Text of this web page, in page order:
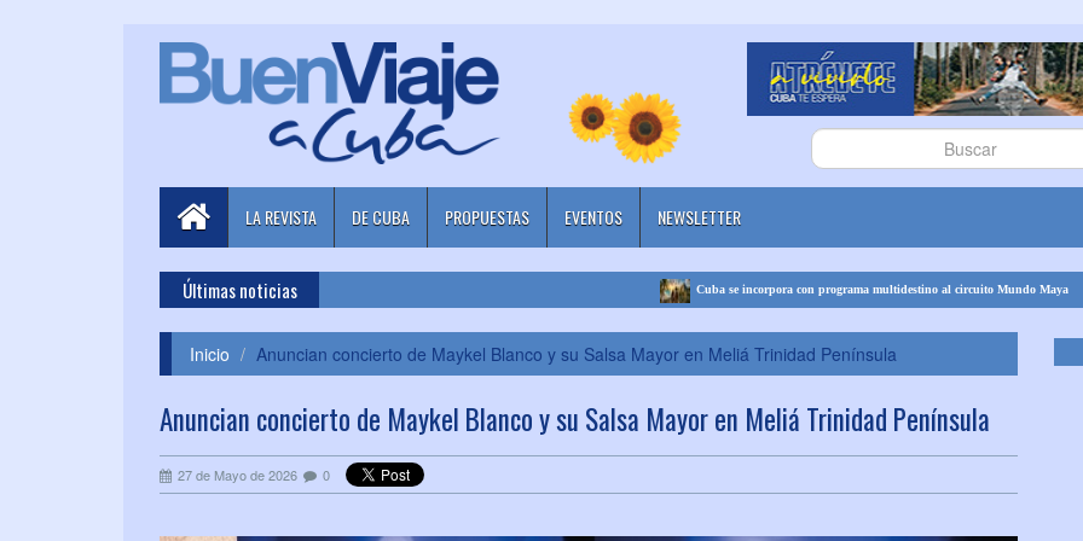
LA REVISTA DE CUBA PROPUESTAS EVENTOS NEWSLETTER
Últimas noticias Cuba se incorpora con programa multidestino al circuito Mundo Maya
Inicio Anuncian concierto de Maykel Blanco y su Salsa Mayor en Meliá Trinidad Península
Anuncian concierto de Maykel Blanco y su Salsa Mayor en Meliá Trinidad Península
27 de Mayo de 2026 0